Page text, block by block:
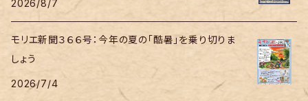
2026/8/7
モリエ新聞３６６号：今年の夏の「酷暑」を乗り切りま
しょう
2026/7/4